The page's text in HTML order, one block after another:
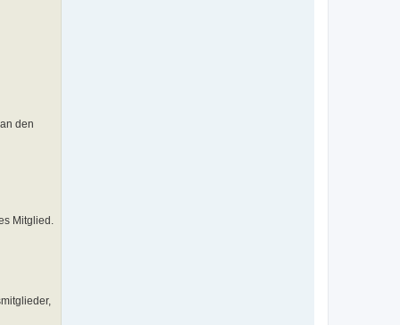
den
Mitglied.